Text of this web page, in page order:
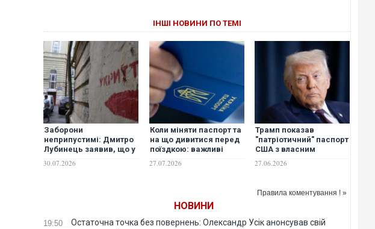
ІНШІ НОВИНИ ПО ТЕМІ
Заборони
неприпустимі: Дмитро
Лубинець заявив, що у
укриття зобов'язані
пускати всіх, без
30.07.2026
Коли міняти паспорт та
на що дивитися перед
поїздкою: важливі
поради Міграційної
служби українцям
27.07.2026
Трамп показав
"патріотичний" паспорт
США з власним
портретом
27.06.2026
Правила коментування ! »
НОВИНИ
19:50
Остаточна точка без повернень: Олександр Усік анонсував свій